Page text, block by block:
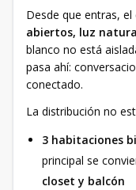
Desde que entras,
abiertos, luz
blanco no está
pasa ahí:
conectado.
La distribución no
3 habitaciones
principal se
closet y balcón